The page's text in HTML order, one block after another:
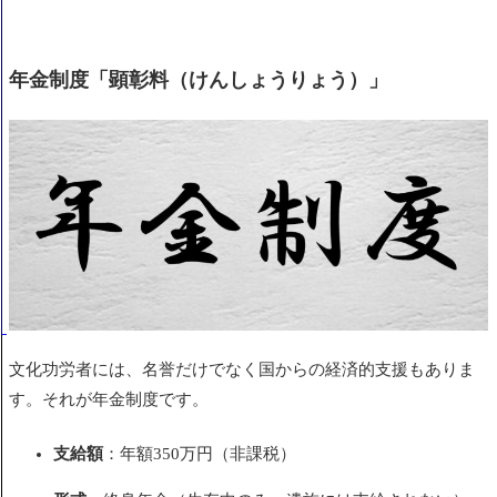
年金制度「顕彰料（けんしょうりょう）」
文化功労者には、名誉だけでなく国からの経済的支援もありま
す。それが年金制度です。
支給額 ：年額350万円（非課税）